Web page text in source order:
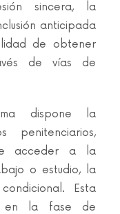
sincera, la
anticipada
de obtener
de vías de
dispone la
penitenciarios,
acceder a la
o estudio, la
Esta
en la fase de